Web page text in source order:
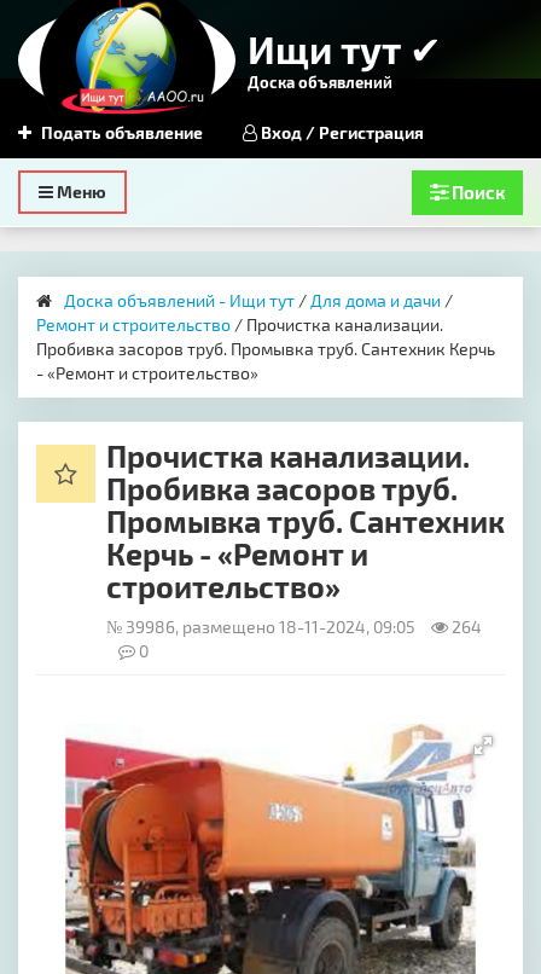
Ищи тут ✔
Доска объявлений
Подать объявление Вход / Регистрация
Toggle
navigation
Меню Поиск
Доска объявлений - Ищи тут / Для дома и дачи /
Ремонт и строительство / Прочистка канализации.
Пробивка засоров труб. Промывка труб. Сантехник Керчь
- «Ремонт и строительство»
Прочистка канализации.
Пробивка засоров труб.
Промывка труб. Сантехник
Керчь - «Ремонт и
строительство»
№ 39986, размещено 18-11-2024, 09:05
264
0